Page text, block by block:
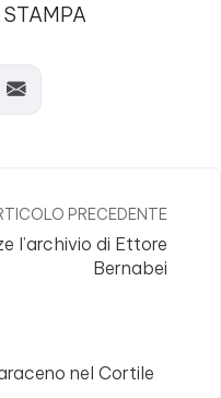
PRECEDENTE
l’archivio di Ettore
Bernabei
nel Cortile